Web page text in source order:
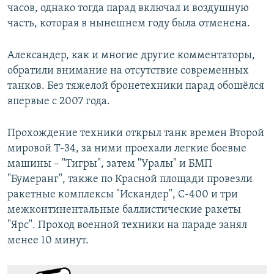
часов, однако тогда парад включал и воздушную
часть, которая в нынешнем году была отменена.
Александер, как и многие другие комментаторы,
обратили внимание на отсутствие современных
танков. Без тяжелой бронетехники парад обошёлся
впервые с 2007 года.
Прохождение техники открыл танк времен Второй
мировой Т-34, за ними проехали легкие боевые
машины – "Тигры", затем "Уралы" и БМП
"Бумеранг", также по Красной площади провезли
ракетные комплексы "Искандер", С-400 и три
межконтинентальные баллистические ракеты
"Ярс". Проход военной техники на параде занял
менее 10 минут.